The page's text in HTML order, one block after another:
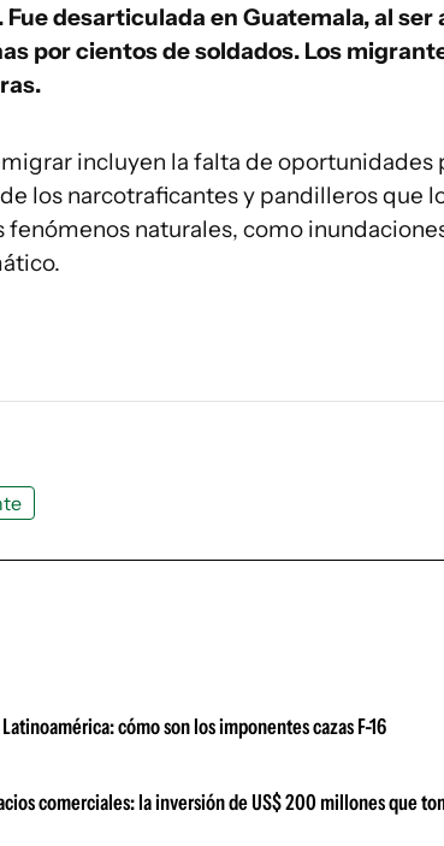
Fue desarticulada en Guatemala, al ser
por cientos de soldados. Los
incluyen la falta de oportunidades
los narcotraficantes y pandilleros que
naturales, como
cómo son los imponentes cazas F-16
comerciales: la inversión de US$ 200 millones que